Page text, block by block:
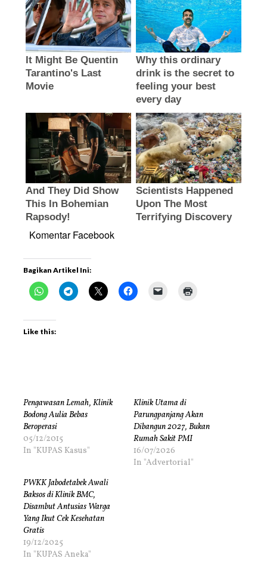
Komentar Facebook
Bagikan Artikel Ini:
Like this:
Pengawasan Lemah, Klinik
Bodong Aulia Bebas
Beroperasi
05/12/2015
In "KUPAS Kasus"
Klinik Utama di
Parungpanjang Akan
Dibangun 2027, Bukan
Rumah Sakit PMI
16/07/2026
In "Advertorial"
PWKK Jabodetabek Awali
Baksos di Klinik BMC,
Disambut Antusias Warga
Yang Ikut Cek Kesehatan
Gratis
19/12/2025
In "KUPAS Aneka"